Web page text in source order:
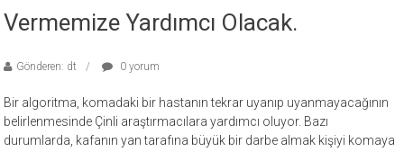
Vermemize Yardımcı Olacak.
Gönderen: dt 0 yorum
Bir algoritma, komadaki bir hastanın tekrar uyanıp uyanmayacağının
belirlenmesinde Çinli araştırmacılara yardımcı oluyor. Bazı
durumlarda, kafanın yan tarafına büyük bir darbe almak kişiyi komaya